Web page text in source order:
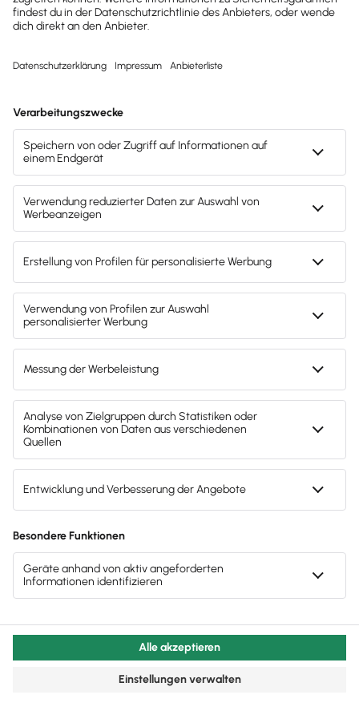
Berechnung der Personalkosten –
Bei der Berechnung der Personalkosten wird
Bruttoarbeitslohn x 1,7
geplanten Neueinstellungen können die
möglichen, entstehenden Kosten damit
geschätzt werden.
Mitarbeiter & Gehalt
Gesetzliche Arbeitszeit: Wichtige Regelungen
Lesezeit 17 Minuten
Personalkosten senken
Personalkosten fallen in jedem Unternehmen an, das
Produkte oder Leistungen erstellen und verkaufen